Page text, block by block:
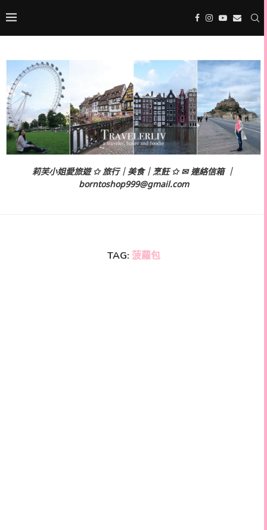
莉芙小姐愛旅遊 ✩ 旅行｜美食｜烹飪 ✩ ✉ 連絡信箱 ｜
borntoshop999@gmail.com
TAG: 菠蘿包